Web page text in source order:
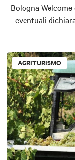
Bologna
eventuali
AGRITURISMO